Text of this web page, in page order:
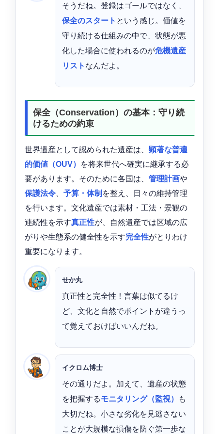
そうだね。登録はゴールではなく、
保全のスタート という感じ。価値を
守り続ける仕組みの中で、状態が悪
化した場合に使われるのが危機遺産
リスト なんだよ。
保全（Conservation）の基本：守り続
けるための約束
世界遺産として認められた遺産は、 顕著な普遍
的価値（OUV）
を将来世代へ確実に継承する必
要があります。そのために各国は、 管理計画や
保護法令
予算・体制 を整え、日々の維持管理
を行います。文化遺産では素材・工法・景観の
連続性を示す真正性が、自然遺産では区域の広
がりや生態系の健全性を示す完全性がとりわけ
重要になります。
せか丸
真正性と完全性！言葉は似てるけ
ど、文化と自然でポイントが違うっ
て覚えておけばいいんだね。
イクロム博士
その通りだよ。加えて、遺産の状態
を把握するモニタリング（監視）
も
大切だね。小さな劣化を見逃さない
ことが大規模な損傷を防ぐ第一歩な